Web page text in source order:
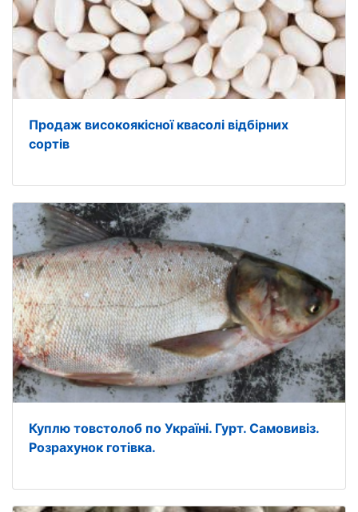
Продаж високоякісної квасолі відбірних
сортів
Куплю товстолоб по Україні. Гурт. Самовивіз.
Розрахунок готівка.